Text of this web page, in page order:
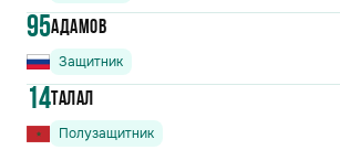
95Адамов
Защитник
14Талал
Полузащитник